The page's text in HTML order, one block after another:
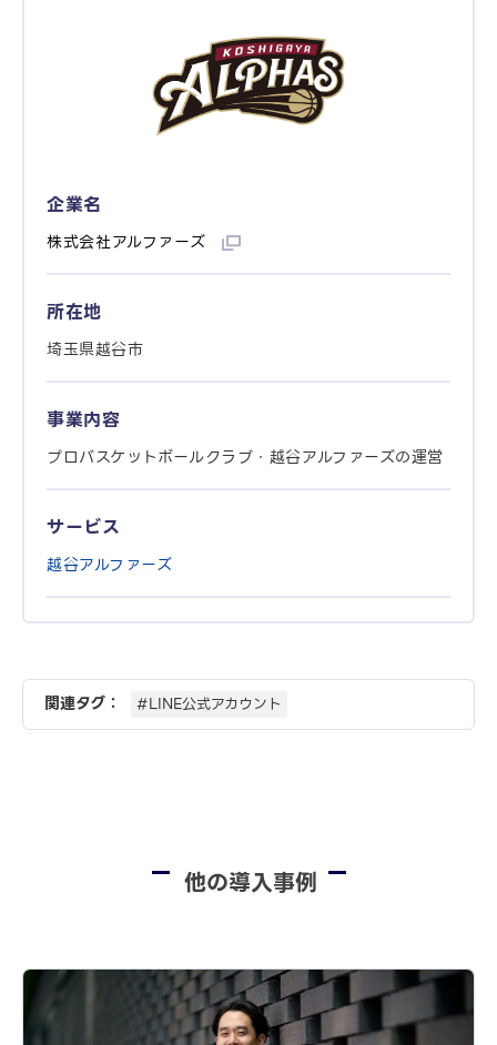
企業名
株式会社アルファーズ
所在地
埼玉県越谷市
事業内容
プロバスケットボールクラブ・越谷アルファーズの運営
サービス
越谷アルファーズ
関連タグ： #LINE公式アカウント
他の導入事例